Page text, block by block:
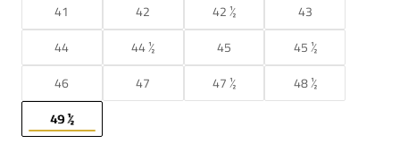
41
42 42 ½
43
44
44 ½ 45
45 ½
46
47 47 ½
48 ½
49 ½